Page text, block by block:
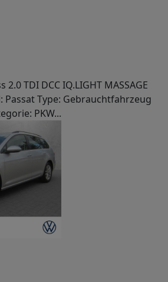
2.0 TDI DCC IQ.LIGHT MASSAGE
Passat Type: Gebrauchtfahrzeug
PKW...